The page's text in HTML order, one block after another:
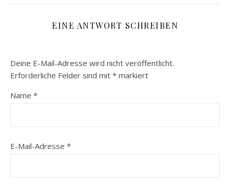
EINE ANTWORT SCHREIBEN
Deine E-Mail-Adresse wird nicht veröffentlicht.
Erforderliche Felder sind mit * markiert
Name *
E-Mail-Adresse *